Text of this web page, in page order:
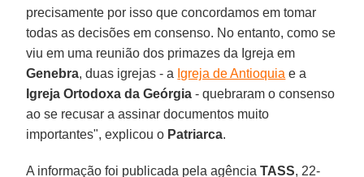
precisamente por isso que concordamos em tomar
todas as decisões em consenso. No entanto, como se
viu em uma reunião dos primazes da Igreja em
Genebra, duas igrejas - a Igreja de Antioquia e a
Igreja Ortodoxa da Geórgia - quebraram o consenso
ao se recusar a assinar documentos muito
importantes", explicou o Patriarca.
A informação foi publicada pela agênciaTASS, 22-